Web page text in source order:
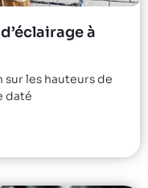
à
sur les hauteurs de
daté